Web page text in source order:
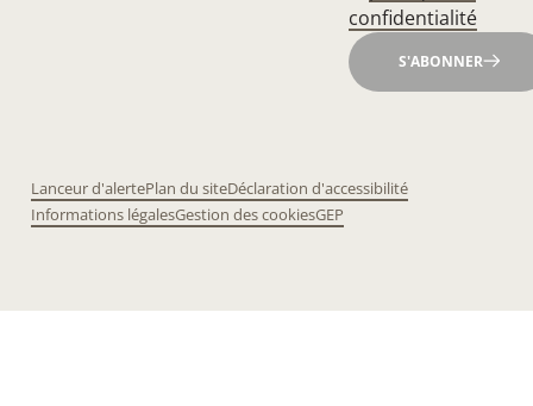
confidentialité
S'ABONNER
Lanceur d'alertePlan du siteDéclaration d'accessibilité
Informations légalesGestion des cookiesGEP